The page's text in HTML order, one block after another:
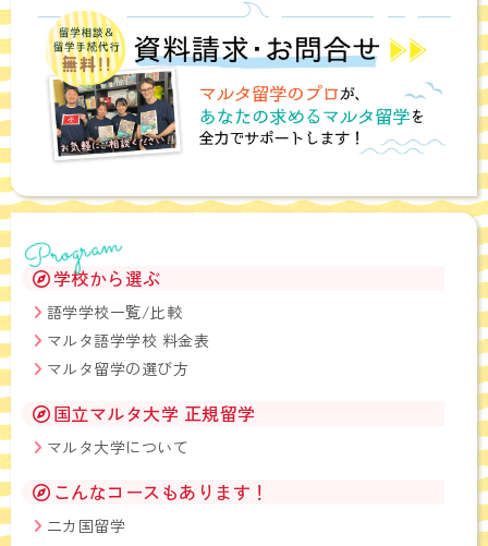
Program
学校から選ぶ
語学学校一覧/比較
マルタ語学学校 料金表
マルタ留学の選び方
国立マルタ大学 正規留学
マルタ大学について
こんなコースもあります！
二カ国留学